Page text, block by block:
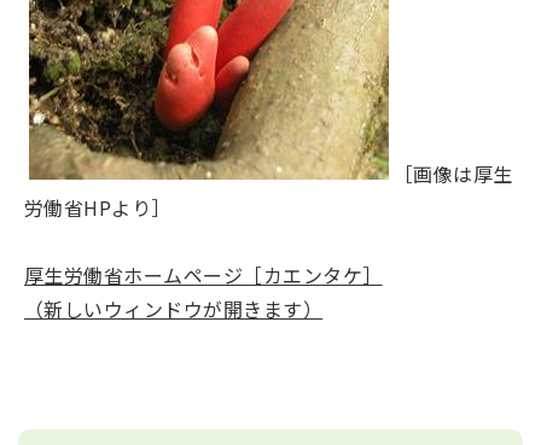
［画像は厚生
労働省HPより］
厚生労働省ホームページ［カエンタケ］
（新しいウィンドウが開きます）